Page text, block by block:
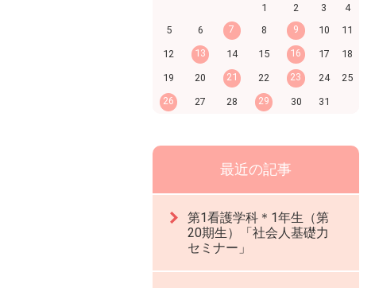
1 2 3
4
5
6 7 8 9 10
11
12
13 14 15 16 17
18
19
20 21 22 23 24
25
26
27 28 29 30 31
最近の記事
第1看護学科＊1年生（第
20期生）「社会人基礎力
セミナー」